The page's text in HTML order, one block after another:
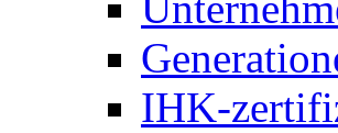
IHK-